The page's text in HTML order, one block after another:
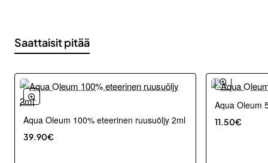
Saattaisit pitää
Aqua Oleum 100% eteerinen ruusuöljy 2ml
39.90€
Aqua Oleum
11.50€